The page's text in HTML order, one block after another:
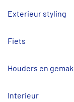
Exterieur styling
Fiets
Houders en gemak
Interieur